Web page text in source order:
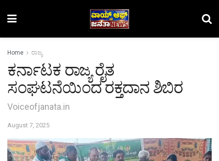
Home ರಾಜ್ಯ
ಕರ್ನಾಟಕ ರಾಜ್ಯ ರೈತ
ಸಂಘಟನೆಯಿಂದ ರಕ್ತದಾನ ಶಿಬಿರ
Voiceofjanata.in
August 7, 2025